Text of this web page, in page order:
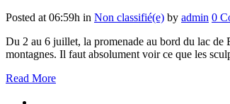
Posted at 06:59h in Non classifié(e) by admin 0
Du 2 au 6 juillet, la promenade au bord du lac de
montagnes. Il faut absolument voir ce que les
Read More